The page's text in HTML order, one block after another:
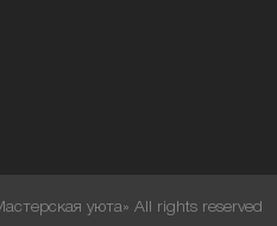
уюта» All rights reserved